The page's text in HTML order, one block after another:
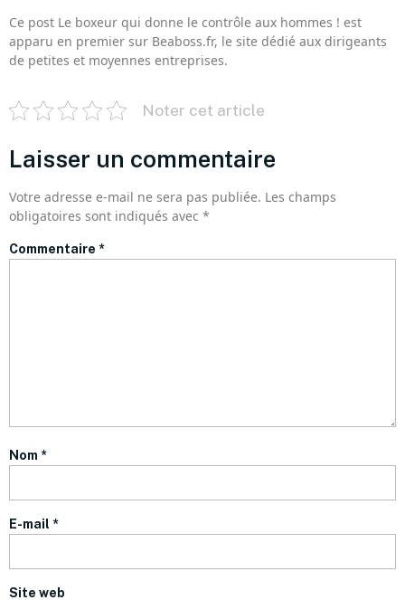
Ce post Le boxeur qui donne le contrôle aux hommes ! est
apparu en premier sur Beaboss.fr, le site dédié aux dirigeants
de petites et moyennes entreprises.
Noter cet article
Laisser un commentaire
Votre adresse e-mail ne sera pas publiée. Les champs
obligatoires sont indiqués avec *
Commentaire *
Nom *
E-mail *
Site web